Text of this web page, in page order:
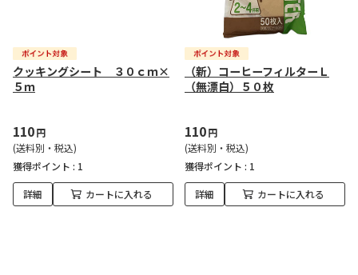
クッキングシート ３０ｃｍ×
５ｍ
110円
(送料別・税込)
獲得ポイント : 1
詳細 カートに入れる
（新）コーヒーフィルターＬ
（無漂白）５０枚
110円
(送料別・税込)
獲得ポイント : 1
詳細 カートに入れる